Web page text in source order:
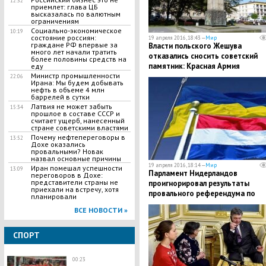
приемлет: глава ЦБ
высказалась по валютным
ограничениям
10:19
Социально-экономическое
состояние россиян:
граждане РФ впервые за
много лет начали тратить
более половины средств на
еду
22:06
Министр промышленности
Ирана: Мы будем добывать
нефть в объеме 4 млн
баррелей в сутки
15:34
Латвия не может забыть
прошлое в составе СССР и
считает ущерб, нанесенный
стране советскими властями
13:52
Почему нефтепереговоры в
Дохе оказались
провальными? Новак
назвал основные причины
13:09
Иран помешал успешности
переговоров в Дохе:
представители страны не
приехали на встречу, хотя
планировали
ВСЕ НОВОСТИ »
СПОРТ
00:23
19 апреля 2016, 18:43 —Мир
Власти польского Жешува
отказались сносить советский
памятник: Красная Армия
освободила город - это
исторический факт
19 апреля 2016, 18:14 —Мир
Парламент Нидерландов
проигнорировал результаты
провального референдума по
Украине